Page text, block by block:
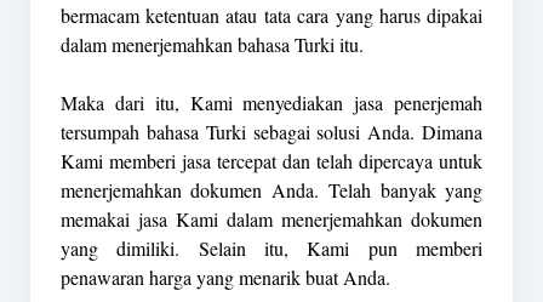
bermacam ketentuan atau tata cara yang harus dipakai
dalam menerjemahkan bahasa Turki itu.
Maka dari itu, Kami menyediakan jasa penerjemah
tersumpah bahasa Turki sebagai solusi Anda. Dimana
Kami memberi jasa tercepat dan telah dipercaya untuk
menerjemahkan dokumen Anda. Telah banyak yang
memakai jasa Kami dalam menerjemahkan dokumen
yang dimiliki. Selain itu, Kami pun memberi
penawaran harga yang menarik buat Anda.